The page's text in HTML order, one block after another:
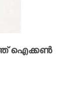
ഐക്കൺ